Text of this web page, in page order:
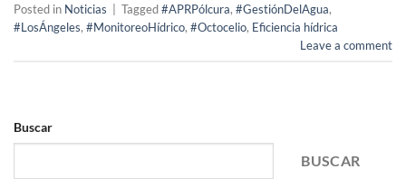
Posted in Noticias Tagged#APRPólcura, #GestiónDelAgua,
#LosÁngeles, #MonitoreoHídrico, #Octocelio, Eficiencia hídrica
Leave a comment
Buscar
BUSCAR